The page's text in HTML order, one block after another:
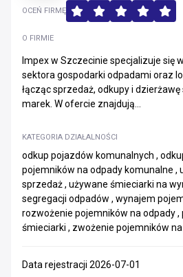
O FIRMIE
Impex w Szczecinie specjalizuje się
sektora gospodarki odpadami oraz
łącząc sprzedaż, odkupy i
marek. W ofercie znajdują...
KATEGORIA DZIAŁALNOŚCI
odkup pojazdów komunalnych ,
pojemników na odpady komunalne ,
sprzedaż , używane śmieciarki na
segregacji odpadów , wynajem
rozwożenie pojemników na odpady ,
śmieciarki , zwożenie pojemników
OCEŃ FIRMĘ
Data rejestracji 2026-07-01